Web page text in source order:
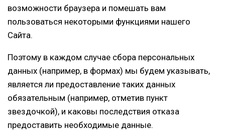
возможности браузера и помешать вам
пользоваться некоторыми функциями нашего
Сайта.
Поэтому в каждом случае сбора персональных
данных (например, в формах) мы будем указывать,
является ли предоставление таких данных
обязательным (например, отметив пункт
звездочкой), и каковы последствия отказа
предоставить необходимые данные.